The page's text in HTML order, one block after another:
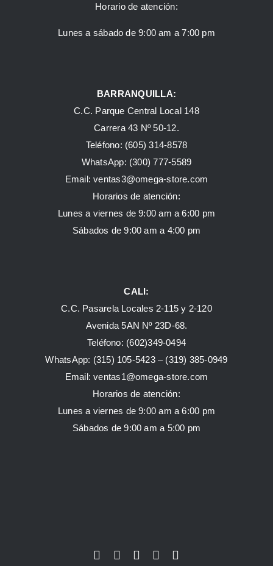
Horario de atención:
Lunes a sábado de 9:00 am a 7:00 pm
BARRANQUILLA:
C.C. Parque Central Local 148
Carrera 43 Nº 50-12.
Teléfono: (605) 314-8578
WhatsApp: (300) 777-5589
Email: ventas3@omega-store.com
Horarios de atención:
Lunes a viernes de 9:00 am a 6:00 pm
Sábados de 9:00 am a 4:00 pm
CALI:
C.C. Pasarela Locales 2-115 y 2-120
Avenida 5AN Nº 23D-68.
Teléfono: (602)349-0494
WhatsApp: (315) 105-5423 – (319) 385-0949
Email:ventas1@omega-store.com
Horarios de atención:
Lunes a viernes de 9:00 am a 6:00 pm
Sábados de 9:00 am a 5:00 pm